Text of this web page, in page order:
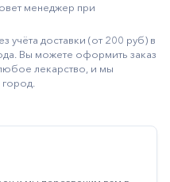
менеджер при
учёта доставки (от 200 руб) в
Вы можете оформить заказ
лекарство, и мы
город.